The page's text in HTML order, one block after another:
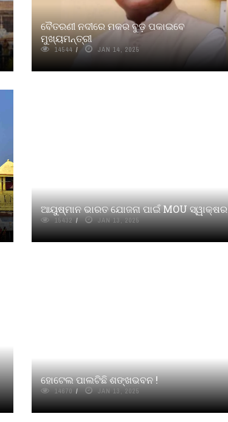
ବୈତରଣୀ ନଦୀରେ ମକର ବୁଡ଼ ପକାଇବେ
ମୁଖ୍ୟମନ୍ତ୍ରୀ
14544 JAN 14, 2025
ଆୟୁଷ୍ମାନ ଭାରତ ଯୋଜନା ପାଇଁ MOU ସ୍ୱାକ୍ଷର
15432 JAN 13, 2025
ହୋଟେଲ ପାଲଟିଛି ଶଙ୍ଖଭବନ !
14670 JAN 13, 2025